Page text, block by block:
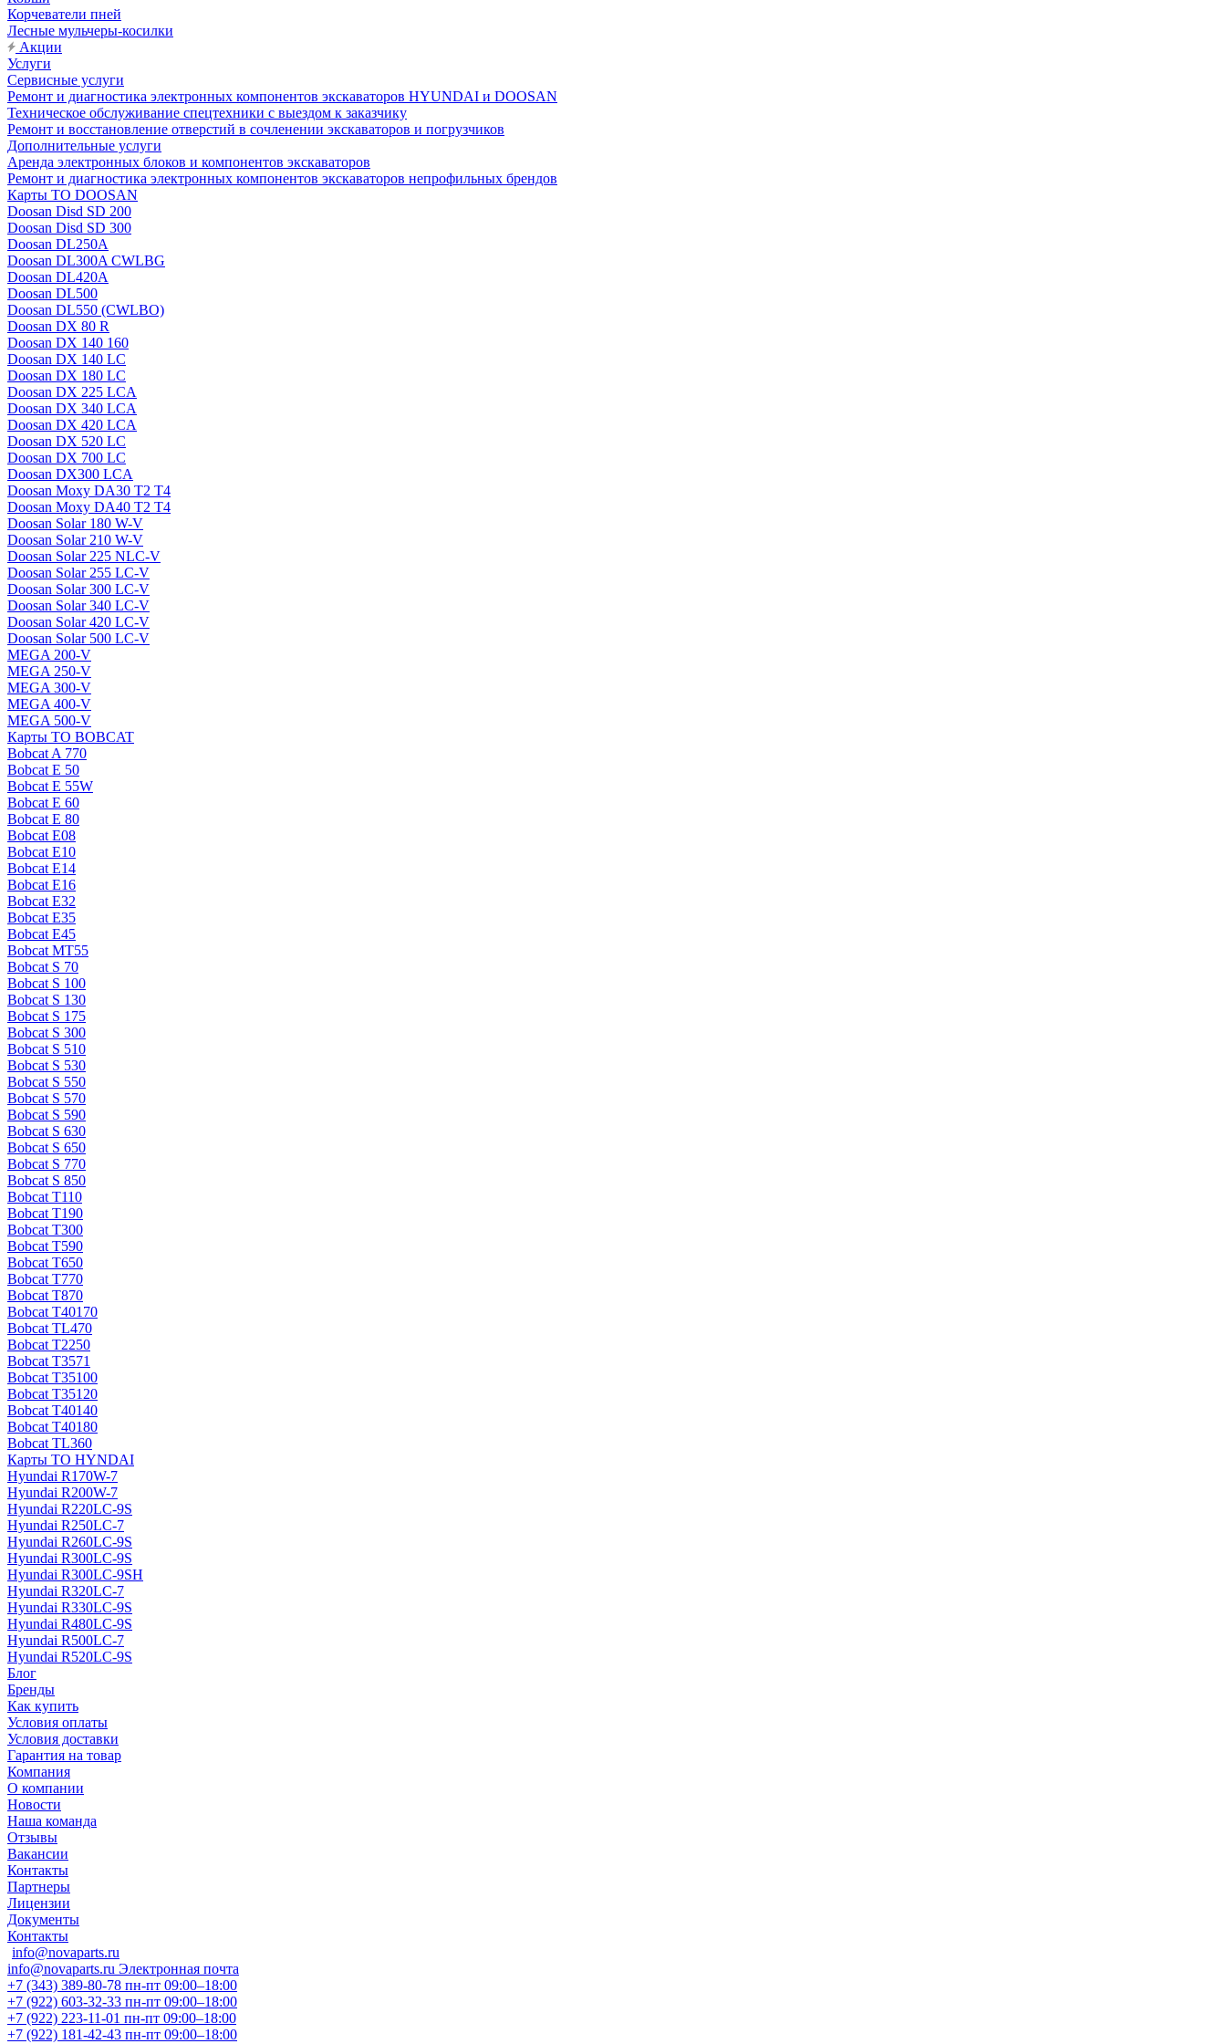
Корчеватели пней
Лесные мульчеры-косилки
Акции
Услуги
Сервисные услуги
Ремонт и диагностика электронных компонентов экскаваторов HYUNDAI и DOOSAN
Техническое обслуживание спецтехники с выездом к заказчику
Ремонт и восстановление отверстий в сочленении экскаваторов и погрузчиков
Дополнительные услуги
Аренда электронных блоков и компонентов экскаваторов
Ремонт и диагностика электронных компонентов экскаваторов непрофильных брендов
Карты ТО DOOSAN
Doosan Disd SD 200
Doosan Disd SD 300
Doosan DL250A
Doosan DL300A CWLBG
Doosan DL420A
Doosan DL500
Doosan DL550 (CWLBO)
Doosan DX 80 R
Doosan DX 140 160
Doosan DX 140 LC
Doosan DX 180 LC
Doosan DX 225 LCA
Doosan DX 340 LCA
Doosan DX 420 LCA
Doosan DX 520 LC
Doosan DX 700 LC
Doosan DX300 LCA
Doosan Moxy DA30 T2 T4
Doosan Moxy DA40 T2 T4
Doosan Solar 180 W-V
Doosan Solar 210 W-V
Doosan Solar 225 NLC-V
Doosan Solar 255 LC-V
Doosan Solar 300 LC-V
Doosan Solar 340 LC-V
Doosan Solar 420 LC-V
Doosan Solar 500 LC-V
MEGA 200-V
MEGA 250-V
MEGA 300-V
MEGA 400-V
MEGA 500-V
Карты ТО BOBCAT
Bobcat A 770
Bobcat E 50
Bobcat E 55W
Bobcat E 60
Bobcat E 80
Bobcat E08
Bobcat E10
Bobcat E14
Bobcat E16
Bobcat E32
Bobcat E35
Bobcat E45
Bobcat MT55
Bobcat S 70
Bobcat S 100
Bobcat S 130
Bobcat S 175
Bobcat S 300
Bobcat S 510
Bobcat S 530
Bobcat S 550
Bobcat S 570
Bobcat S 590
Bobcat S 630
Bobcat S 650
Bobcat S 770
Bobcat S 850
Bobcat T110
Bobcat T190
Bobcat T300
Bobcat T590
Bobcat T650
Bobcat T770
Bobcat T870
Bobcat T40170
Bobcat TL470
Bobcat Т2250
Bobcat Т3571
Bobcat Т35100
Bobcat Т35120
Bobcat Т40140
Bobcat Т40180
Bobcat ТL360
Карты ТО HYNDAI
Hyundai R170W-7
Hyundai R200W-7
Hyundai R220LC-9S
Hyundai R250LC-7
Hyundai R260LC-9S
Hyundai R300LC-9S
Hyundai R300LC-9SH
Hyundai R320LC-7
Hyundai R330LC-9S
Hyundai R480LC-9S
Hyundai R500LC-7
Hyundai R520LC-9S
Блог
Бренды
Как купить
Условия оплаты
Условия доставки
Гарантия на товар
Компания
О компании
Новости
Наша команда
Отзывы
Вакансии
Контакты
Партнеры
Лицензии
Документы
Контакты
info@novaparts.ru
info@novaparts.ru Электронная почта
+7 (343) 389-80-78 пн-пт 09:00–18:00
+7 (922) 603-32-33 пн-пт 09:00–18:00
+7 (922) 223-11-01 пн-пт 09:00–18:00
+7 (922) 181-42-43 пн-пт 09:00–18:00